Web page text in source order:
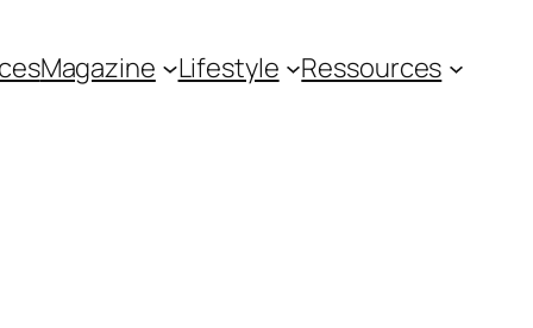
Magazine Lifestyle Ressources